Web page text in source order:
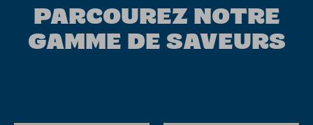
PARCOUREZ NOTRE
GAMME DE SAVEURS